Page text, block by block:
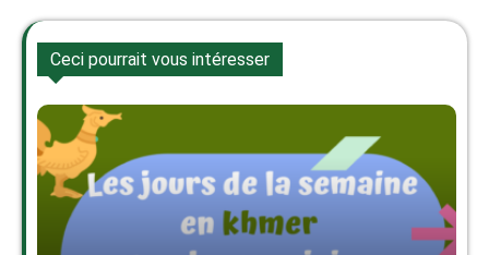
Ceci pourrait vous intéresser